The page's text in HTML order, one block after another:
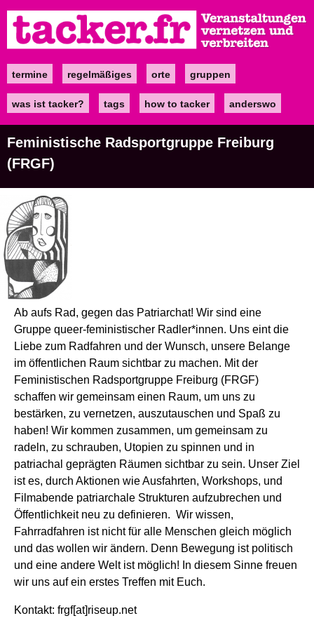
zum
Inhalt
Maintermine regelmäßiges orte gruppen
was ist tacker? tags how to tacker anderswo
Feministische Radsportgruppe Freiburg
(FRGF)
Ab aufs Rad, gegen das Patriarchat! Wir sind eine
Gruppe queer-feministischer Radler*innen. Uns eint die
Liebe zum Radfahren und der Wunsch, unsere Belange
im öffentlichen Raum sichtbar zu machen. Mit der
Feministischen Radsportgruppe Freiburg (FRGF)
schaffen wir gemeinsam einen Raum, um uns zu
bestärken, zu vernetzen, auszutauschen und Spaß zu
haben! Wir kommen zusammen, um gemeinsam zu
radeln, zu schrauben, Utopien zu spinnen und in
patriachal geprägten Räumen sichtbar zu sein. Unser Ziel
ist es, durch Aktionen wie Ausfahrten, Workshops, und
Filmabende patriarchale Strukturen aufzubrechen und
Öffentlichkeit neu zu definieren. Wir wissen,
Fahrradfahren ist nicht für alle Menschen gleich möglich
und das wollen wir ändern. Denn Bewegung ist politisch
und eine andere Welt ist möglich! In diesem Sinne freuen
wir uns auf ein erstes Treffen mit Euch.
Kontakt: frgf[at]riseup.net